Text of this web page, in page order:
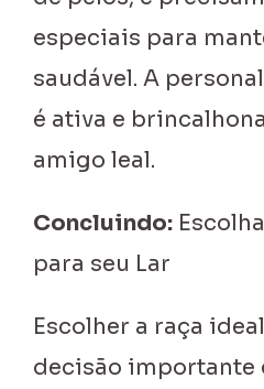
especiais para
saudável. A
é ativa e
amigo leal.
Concluindo:
para seu Lar
Escolher a raça
decisão importante